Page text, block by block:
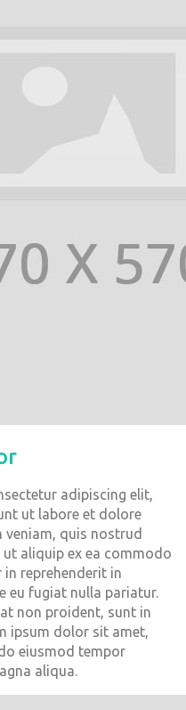
adipiscing elit,
ut labore et dolore
veniam, quis nostrud
aliquip ex ea commodo
reprehenderit in
eu fugiat nulla pariatur.
non proident, sunt in
ipsum dolor sit amet,
eiusmod tempor
aliqua.